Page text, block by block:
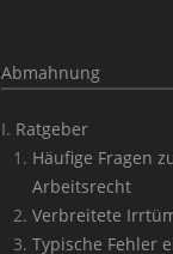
Abmahnung
Ratgeber
Häufige Fragen
Arbeitsrecht
Verbreitete
Typische Fehler